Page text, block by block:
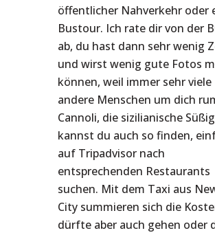
öffentlicher Nahverkehr oder
Bustour. Ich rate dir von der
ab, du hast dann sehr wenig
und wirst wenig gute Fotos
können, weil immer sehr viele
andere Menschen um dich
Cannoli, die sizilianische
kannst du auch so finden,
auf Tripadvisor nach
entsprechenden Restaurants
suchen. Mit dem Taxi aus
City summieren sich die
dürfte aber auch gehen oder